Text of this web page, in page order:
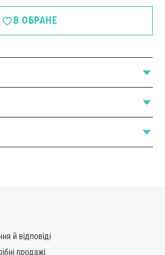
В ОБРАНЕ
й відповіді
продажі